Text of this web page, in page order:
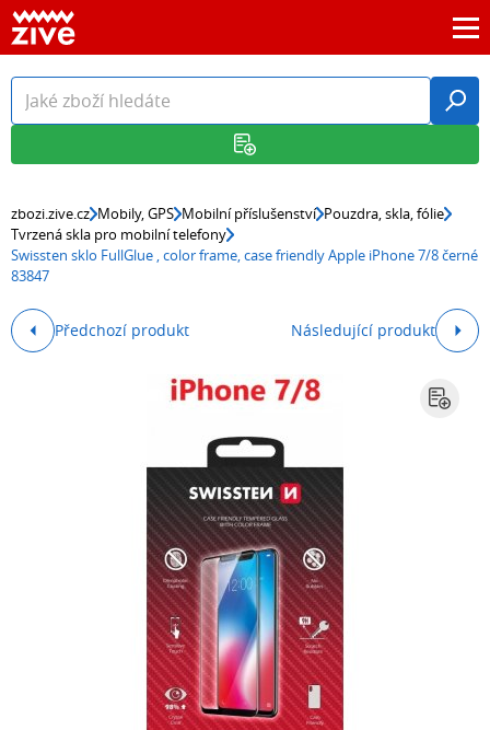
zbozi.zive.cz Mobily, GPS Mobilní příslušenství Pouzdra, skla, fólie
Tvrzená skla pro mobilní telefony
Swissten sklo FullGlue , color frame, case friendly Apple iPhone 7/8 černé
83847
Předchozí produkt Následující produkt